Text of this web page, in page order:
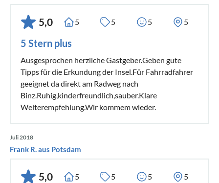
5,0 5 5 5 5
5 Stern plus
Ausgesprochen herzliche Gastgeber.Geben gute
Tipps für die Erkundung der Insel.Für Fahrradfahrer
geeignet da direkt am Radweg nach
Binz.Ruhig,kinderfreundlich,sauber.Klare
Weiterempfehlung.Wir kommem wieder.
Juli 2018
Frank R. aus Potsdam
5,0 5 5 5 5